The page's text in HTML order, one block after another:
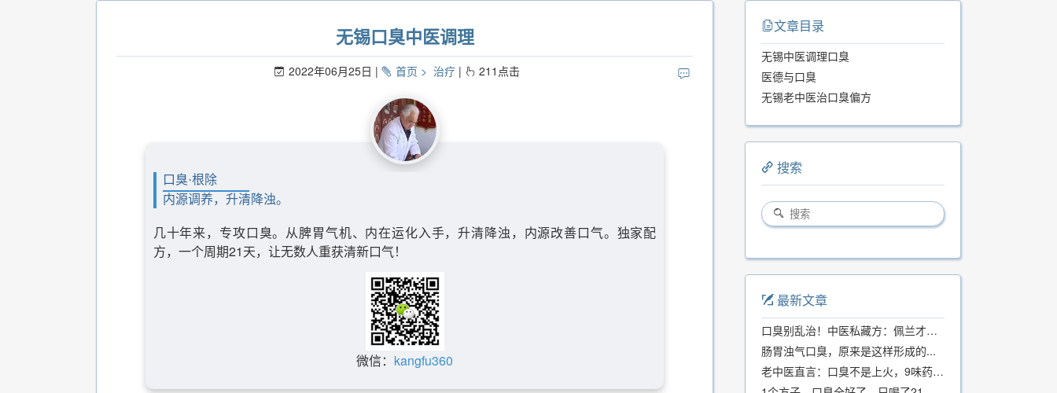
无锡口臭中医调理
2022年06月25日 首页 治疗 211 点击
口臭·根除
内源调养，升清降浊。
几十年来，专攻口臭。从脾胃气机、内在运化入手，升清降浊，内源改善口气。独家配
方，一个周期21天，让无数人重获清新口气！
微信： kangfu360
文章目录
无锡中医调理口臭
医德与口臭
无锡老中医治口臭偏方
搜索
最新文章
口臭别乱治！中医私藏方：佩兰才是口气克星，喝一周就清爽
肠胃浊气口臭，原来是这样形成的...
老中医直言：口臭不是上火，9味药食同源方，21天根除不反复